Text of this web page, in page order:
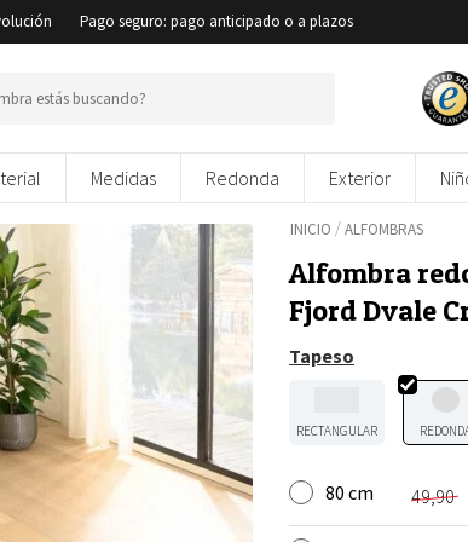
Pago seguro: pago anticipado o a plazos
Medidas Redonda Exterior
INICIO /ALFOMBRAS
Alfombra
Fjord Dvale
Tapeso
RECTANGULAR
80 cm 49,90
El
El